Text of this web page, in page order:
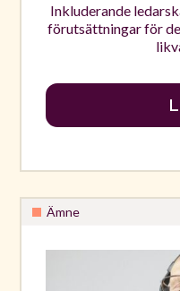
Inkluderande
förutsättningar för
Ämne